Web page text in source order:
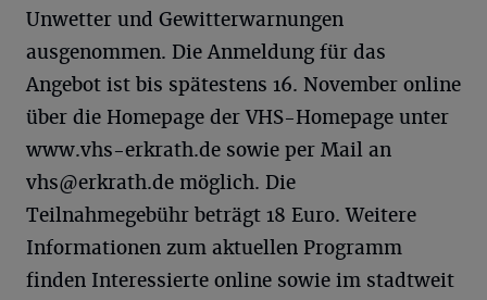
Unwetter und Gewitterwarnungen
ausgenommen. Die Anmeldung für das
Angebot ist bis spätestens 16. November online
über die Homepage der VHS-Homepage unter
www.vhs-erkrath.de sowie per Mail an
vhs@erkrath.de möglich. Die
Teilnahmegebühr beträgt 18 Euro. Weitere
Informationen zum aktuellen Programm
finden Interessierte online sowie im stadtweit